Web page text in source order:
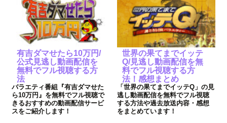
有吉ダマせたら10万円/
公式見逃し動画配信を
無料でフル視聴する方
法
バラエティ番組『有吉ダマせた
ら10万円』を無料でフル視聴で
きるおすすめの動画配信サービ
スをご紹介します！
世界の果てまでイッテ
Q/見逃し動画配信を無
料でフル視聴する方
法！感想まとめ
「世界の果てまでイッテQ」の見
逃し動画配信を無料でフル視聴
する方法や過去放送内容・感想
をまとめています！